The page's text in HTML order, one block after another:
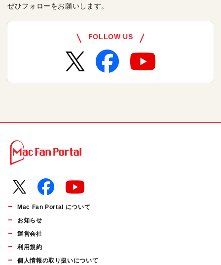
ぜひフォローをお願いします。
FOLLOW US
Mac Fan Portal について
お知らせ
運営会社
利用規約
個人情報の取り扱いについて